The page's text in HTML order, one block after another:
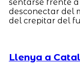
sentarse frente
desconectar del
del crepitar del
Llenya a